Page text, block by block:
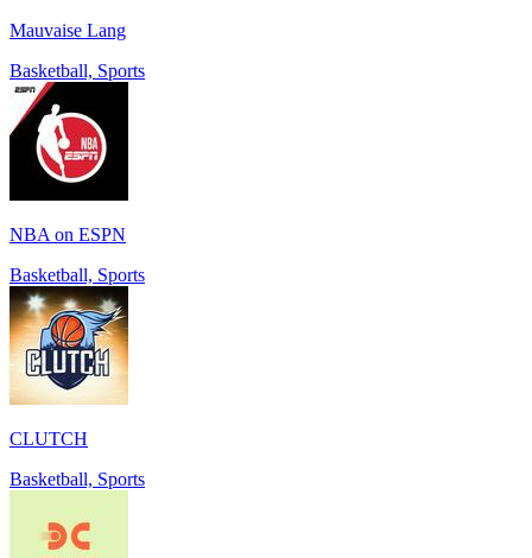
Mauvaise Lang
Basketball, Sports
NBA on ESPN
Basketball, Sports
CLUTCH
Basketball, Sports